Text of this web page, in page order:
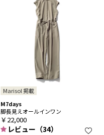
Marisol 掲載
M7days
脚長見えオールインワン
￥22,000
レビュー（34）